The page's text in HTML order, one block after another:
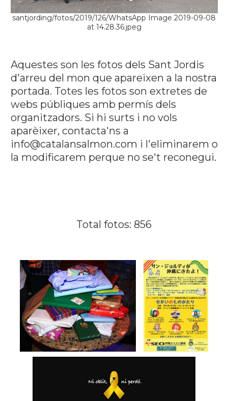
santjording/fotos/2019/126/WhatsApp Image 2019-09-08
at 14.28.36.jpeg
Aquestes son les fotos dels Sant Jordis
d'arreu del mon que apareixen a la nostra
portada. Totes les fotos son extretes de
webs públiques amb permís dels
organitzadors. Si hi surts i no vols
aparèixer, contacta'ns a
info@catalansalmon.com i l'eliminarem o
la modificarem perque no se't reconegui.
Total fotos: 856